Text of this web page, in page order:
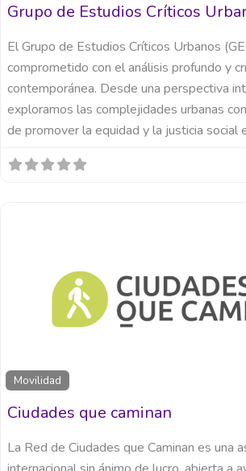
Grupo de Estudios Críticos
El Grupo de Estudios Críticos Urbanos
comprometido con el análisis profundo y
contemporánea. Desde una perspectiva
exploramos las complejidades urbanas
de promover la equidad y la justicia social
Movilidad
Ciudades que caminan
La Red de Ciudades que Caminan es una